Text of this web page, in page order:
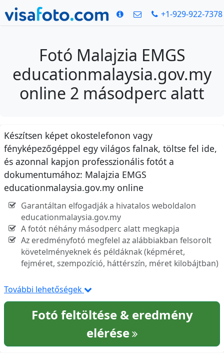
+1-929-922-7378
Fotó Malajzia EMGS
educationmalaysia.gov.my
online 2 másodperc alatt
Készítsen képet okostelefonon vagy
fényképezőgéppel egy világos falnak, töltse fel ide,
és azonnal kapjon professzionális fotót a
dokumentumához: Malajzia EMGS
educationmalaysia.gov.my online
Garantáltan elfogadják a hivatalos weboldalon
educationmalaysia.gov.my
A fotót néhány másodperc alatt megkapja
Az eredményfotó megfelel az alábbiakban felsorolt
követelményeknek és példáknak (képméret,
fejméret, szempozíció, háttérszín, méret kilobájtban)
További lehetőségek
Fotó feltöltése & eredmény
elérése